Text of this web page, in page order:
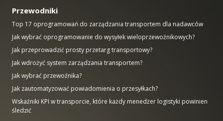
Przewodniki
Top 17 oprogramowań do zarządzania transportem dla nadawców
Jak wybrać oprogramowanie do wysyłek wieloprzewoźnikowych?
Jak przeprowadzić prosty przetarg transportowy?
Jak wdrożyć system zarządzania transportem?
Jak wybrać przewoźnika?
Jak zautomatyzować powiadomienia o przesyłkach?
Wskaźniki KPI w transporcie, które każdy menedżer logistyki powinien
śledzić